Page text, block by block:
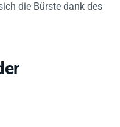
die Bürste dank des